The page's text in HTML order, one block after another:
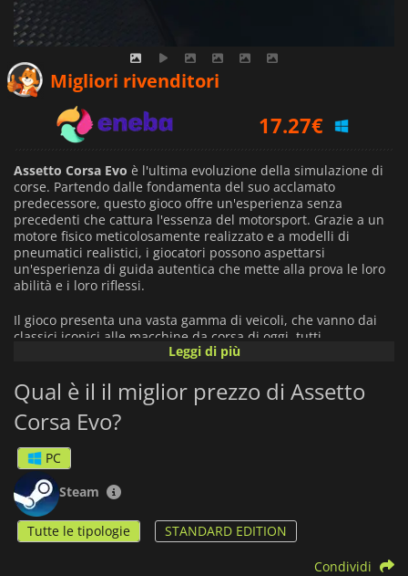
Migliori rivenditori
17.27€
21.09€
Assetto Corsa Evo è l'ultima evoluzione della simulazione di
corse. Partendo dalle fondamenta del suo acclamato
predecessore, questo gioco offre un'esperienza senza
precedenti che cattura l'essenza del motorsport. Grazie a un
motore fisico meticolosamente realizzato e a modelli di
pneumatici realistici, i giocatori possono aspettarsi
un'esperienza di guida autentica che mette alla prova le loro
abilità e i loro riflessi.
Il gioco presenta una vasta gamma di veicoli, che vanno dai
classici iconici alle macchine da corsa di oggi, tutti
accuratamente riprodotti con una straordinaria attenzione ai
di tracciati, tra cui circuiti reali e layout fantasiosi che offrono
sfide diverse.
vivace e un supporto continuo con aggiornamenti regolari e
nuovi contenuti. Preparatevi a guidare come mai prima d'ora!
Leggi di più
Qual è il il miglior prezzo di Assetto
Corsa Evo?
PC
Steam
Tutte le tipologie STANDARD EDITION
Condividi